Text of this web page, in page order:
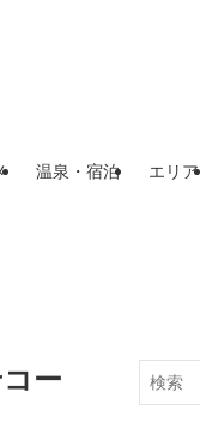
温泉・宿泊 エリア
ー